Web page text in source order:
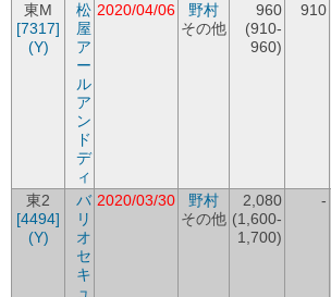
東M
[7317]
(Y)
松
屋
ア
ー
ル
ア
ン
ド
デ
ィ
2020/04/06
野村
その他
960
(910-
960)
910
東2
[4494]
(Y)
バ
リ
オ
セ
キ
ュ
2020/03/30
野村
その他
2,080
(1,600-
1,700)
-